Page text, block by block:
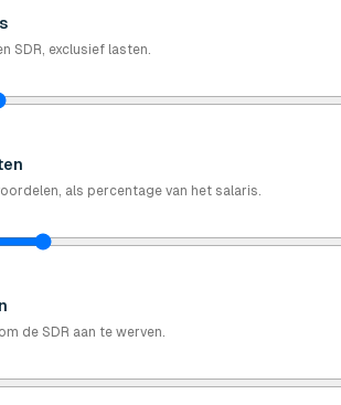
SDR, exclusief lasten.
als percentage van het salaris.
de SDR aan te werven.